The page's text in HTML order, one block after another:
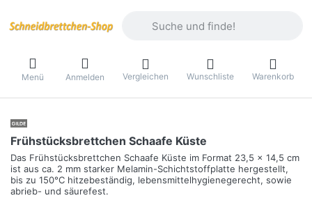
Menü Anmelden Vergleichen Wunschliste Warenkorb
Frühstücksbrettchen Schaafe Küste
Das Frühstücksbrettchen Schaafe Küste im Format 23,5 x 14,5 cm
ist aus ca. 2 mm starker Melamin-Schichtstoffplatte hergestellt,
bis zu 150°C hitzebeständig, lebensmittelhygienegerecht, sowie
abrieb- und säurefest.